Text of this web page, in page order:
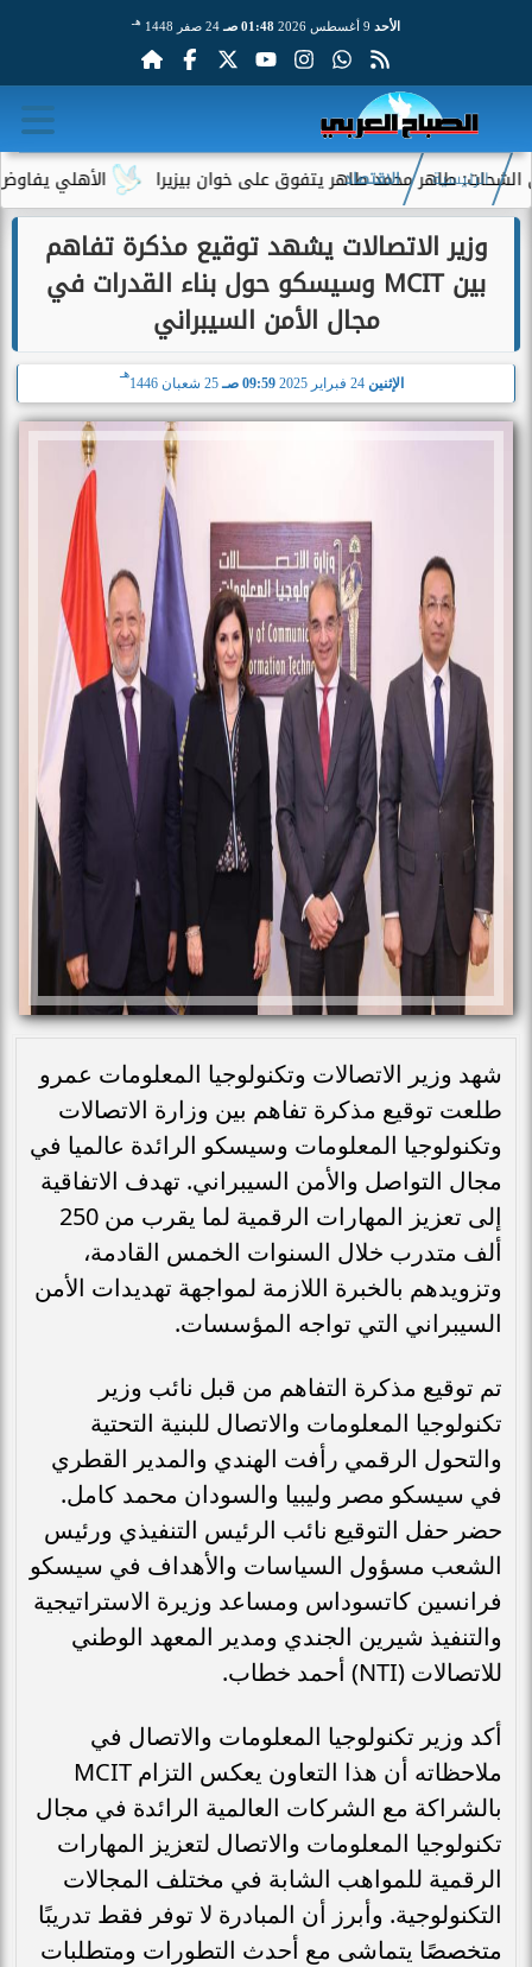
الأحد 01:48 صـ 24 صفر 1448 هـ
الأهلي يفاوض أحمد طاهر محمد طاهر يتفوق على خوان بيزيرا
الرئيسية الاقتصاد
وزير الاتصالات يشهد توقيع مذكرة تفاهم
بين MCIT وسيسكو حول بناء القدرات في
مجال الأمن السيبراني
الإثنين 24 فبراير 2025 09:59 صـ 25 شعبان 1446
هـ
شهد وزير الاتصالات وتكنولوجيا المعلومات عمرو
طلعت توقيع مذكرة تفاهم بين وزارة الاتصالات
وتكنولوجيا المعلومات وسيسكو الرائدة عالميا في
مجال التواصل والأمن السيبراني. تهدف الاتفاقية
إلى تعزيز المهارات الرقمية لما يقرب من 250
ألف متدرب خلال السنوات الخمس القادمة،
وتزويدهم بالخبرة اللازمة لمواجهة تهديدات الأمن
السيبراني التي تواجه المؤسسات.
تم توقيع مذكرة التفاهم من قبل نائب وزير
تكنولوجيا المعلومات والاتصال للبنية التحتية
والتحول الرقمي رأفت الهندي والمدير القطري
في سيسكو مصر وليبيا والسودان محمد كامل.
حضر حفل التوقيع نائب الرئيس التنفيذي ورئيس
الشعب مسؤول السياسات والأهداف في سيسكو
فرانسين كاتسوداس ومساعد وزيرة الاستراتيجية
والتنفيذ شيرين الجندي ومدير المعهد الوطني
للاتصالات (NTI) أحمد خطاب.
أكد وزير تكنولوجيا المعلومات والاتصال في
ملاحظاته أن هذا التعاون يعكس التزام MCIT
بالشراكة مع الشركات العالمية الرائدة في مجال
تكنولوجيا المعلومات والاتصال لتعزيز المهارات
الرقمية للمواهب الشابة في مختلف المجالات
التكنولوجية. وأبرز أن المبادرة لا توفر فقط تدريبًا
متخصصًا يتماشى مع أحدث التطورات ومتطلبات